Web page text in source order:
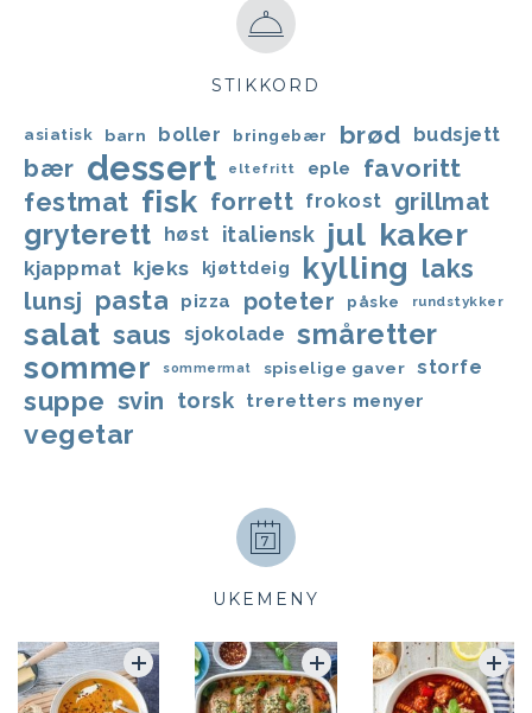
STIKKORD
asiatisk barn boller bringebær brød budsjett
bær dessert eltefritt eple favoritt
festmat fisk forrett frokost grillmat
gryterett høst italiensk jul kaker
kjappmat kjeks kjøttdeig kylling laks
lunsj pasta pizza poteter påske rundstykker
salat saus sjokolade småretter
sommer sommermat spiselige gaver storfe
suppe svin torsk treretters menyer
vegetar
UKEMENY